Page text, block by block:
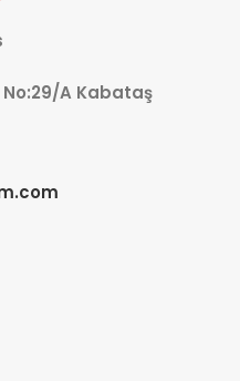
No:29/A Kabataş